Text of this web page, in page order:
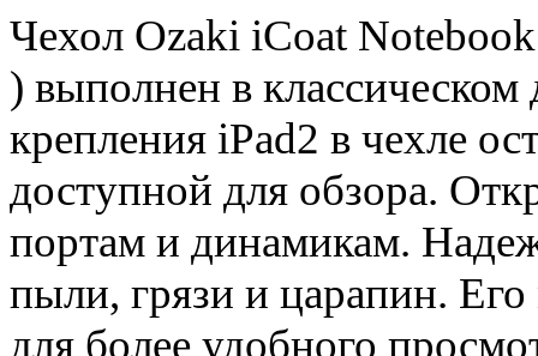
Чехол Ozaki iCoat
) выполнен в классическом
крепления iPad2 в чехле
доступной для обзора.
портам и динамикам.
пыли, грязи и царапин. Его
для более удобного